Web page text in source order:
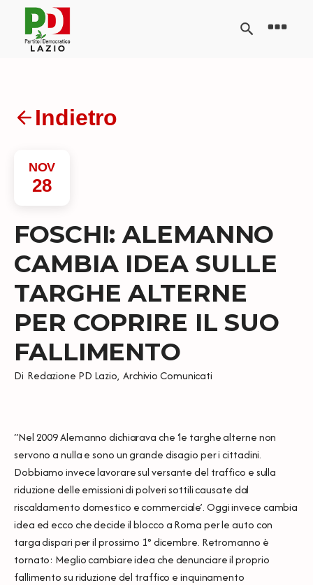
Indietro
NOV
28
FOSCHI: ALEMANNO
CAMBIA IDEA SULLE
TARGHE ALTERNE
PER COPRIRE IL SUO
FALLIMENTO
Di Redazione PD Lazio, Archivio Comunicati
“Nel 2009 Alemanno dichiarava che ‘le targhe alterne non
servono a nulla e sono un grande disagio per i cittadini.
Dobbiamo invece lavorare sul versante del traffico e sulla
riduzione delle emissioni di polveri sottili causate dal
riscaldamento domestico e commerciale’. Oggi invece cambia
idea ed ecco che decide il blocco a Roma per le auto con
targa dispari per il prossimo 1° dicembre. Retromanno è
tornato: Meglio cambiare idea che denunciare il proprio
fallimento su riduzione del traffico e inquinamento